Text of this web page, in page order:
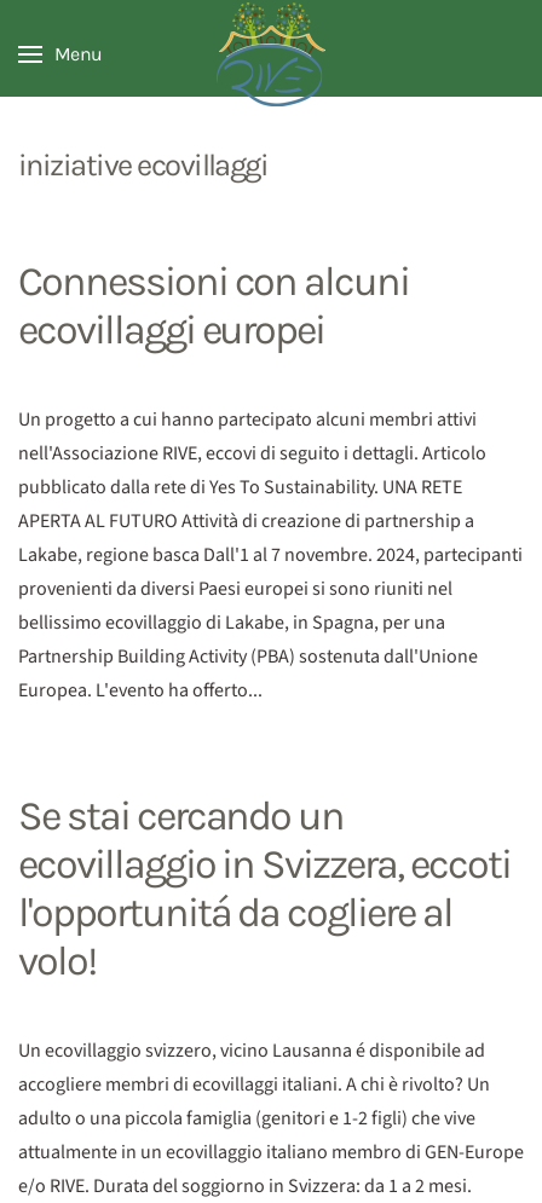
Menu
iniziative ecovillaggi
Connessioni con alcuni
ecovillaggi europei
Un progetto a cui hanno partecipato alcuni membri attivi
nell'Associazione RIVE, eccovi di seguito i dettagli. Articolo
pubblicato dalla rete di Yes To Sustainability. UNA RETE
APERTA AL FUTURO Attività di creazione di partnership a
Lakabe, regione basca Dall'1 al 7 novembre. 2024, partecipanti
provenienti da diversi Paesi europei si sono riuniti nel
bellissimo ecovillaggio di Lakabe, in Spagna, per una
Partnership Building Activity (PBA) sostenuta dall'Unione
Europea. L'evento ha offerto...
Se stai cercando un
ecovillaggio in Svizzera, eccoti
l'opportunitá da cogliere al
volo!
Un ecovillaggio svizzero, vicino Lausanna é disponibile ad
accogliere membri di ecovillaggi italiani. A chi è rivolto? Un
adulto o una piccola famiglia (genitori e 1-2 figli) che vive
attualmente in un ecovillaggio italiano membro di GEN-Europe
e/o RIVE. Durata del soggiorno in Svizzera: da 1 a 2 mesi.